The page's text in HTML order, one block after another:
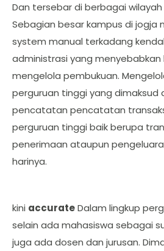
Dan tersebar di berbagai
Sebagian besar kampus di jogja
system manual terkadang
administrasi yang
mengelola pembukuan.
perguruan tinggi yang dimaksud
pencatatan pencatatan
perguruan tinggi baik berupa
penerimaan ataupun
harinya.
kini accurateDalam lingkup
selain ada mahasiswa sebagai
juga ada dosen dan jurusan.